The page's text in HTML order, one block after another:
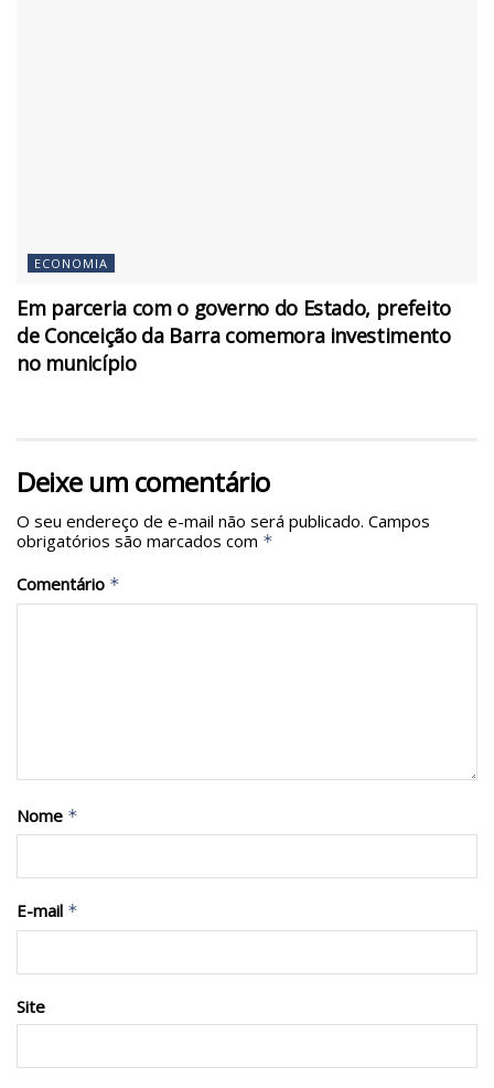
ECONOMIA
Em parceria com o governo do Estado, prefeito
de Conceição da Barra comemora investimento
no município
Deixe um comentário
O seu endereço de e-mail não será publicado. Campos
obrigatórios são marcados com *
Comentário *
Nome *
E-mail *
Site